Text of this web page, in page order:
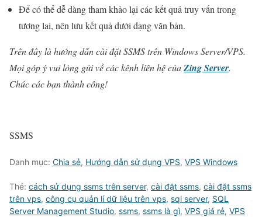
Để có thể dễ dàng tham khảo lại các kết quả truy vấn trong
tương lai, nên lưu kết quả dưới dạng văn bản.
Trên đây là hướng dẫn cài đặt SSMS trên Windows Server/VPS.
Mọi góp ý vui lòng gửi về các kênh liên hệ củaZing Server.
Chúc các bạn thành công!
SSMS
Danh mục: Chia sẻ, Hướng dẫn sử dụng VPS, VPS Windows
Thẻ: cách sử dụng ssms trên server, cài đặt ssms, cài đặt ssms
trên vps, công cụ quản lí dữ liệu trên vps, sql server, SQL
Server Management Studio, ssms, ssms là gì, VPS giá rẻ, VPS